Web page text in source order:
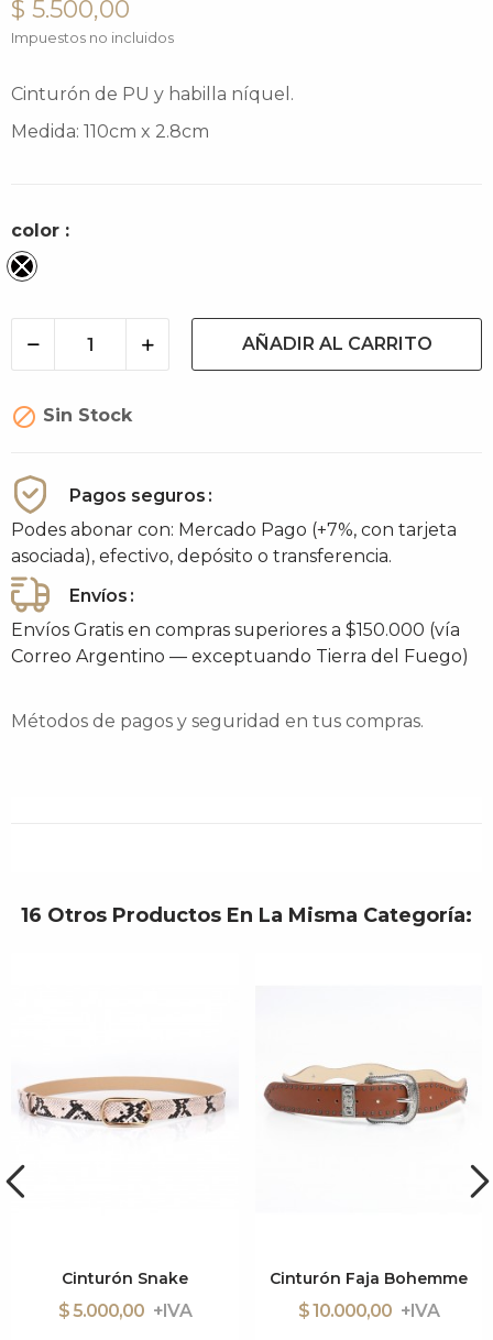
$ 5.500,00
Impuestos no incluidos
Cinturón de PU y habilla níquel.
Medida: 110cm x 2.8cm
color :
Negro
AÑADIR AL CARRITO
 Sin Stock
Pagos seguros
Podes abonar con: Mercado Pago (+7%, con tarjeta
asociada), efectivo, depósito o transferencia.
Envíos
Envíos Gratis en compras superiores a $150.000 (vía
Correo Argentino — exceptuando Tierra del Fuego)
Métodos de pagos y seguridad en tus compras.
16 Otros Productos En La Misma Categoría:
Cinturón Snake
$ 5.000,00
Cinturón Faja Bohemme
$ 10.000,00